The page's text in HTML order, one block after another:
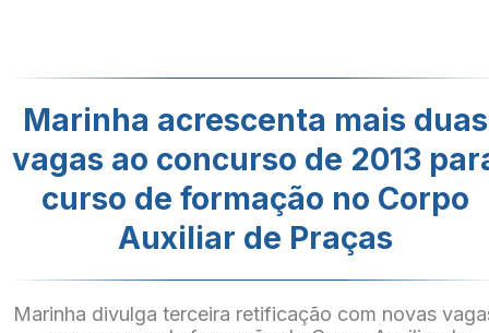
Marinha acrescenta mais duas
vagas ao concurso de 2013
curso de formação no Corpo
Auxiliar de Praças
Marinha divulga terceira retificação com novas